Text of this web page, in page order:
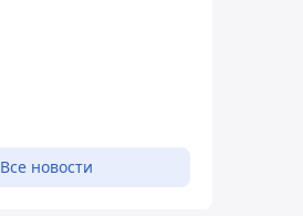
Все новости